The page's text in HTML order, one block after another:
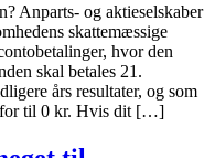
Anparts- og aktieselskaber
skattemæssige
hvor den
skal betales 21.
års resultater, og som
til 0 kr. Hvis dit […]